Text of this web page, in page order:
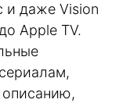
и даже Vision
Apple TV.
описанию,